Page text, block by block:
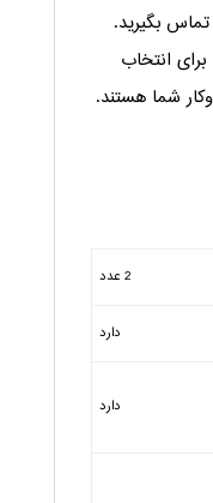
بگیرید.
انتخاب
شما هستند.
2 عدد
دارد
دارد